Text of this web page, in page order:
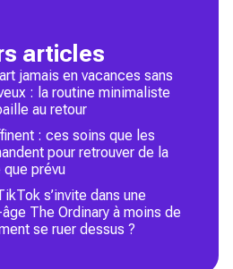
articles
jamais en vacances sans
: la routine minimaliste
au retour
: ces soins que les
pour retrouver de la
prévu
s’invite dans une
The Ordinary à moins de
se ruer dessus ?